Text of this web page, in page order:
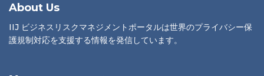
About Us
IIJ ビジネスリスクマネジメントポータルは世界のプライバシー保
護規制対応を支援する情報を発信しています。